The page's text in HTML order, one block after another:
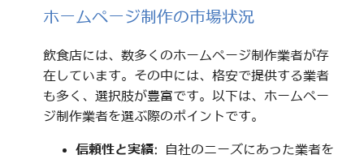
ホームページ制作の市場状況
飲食店には、数多くのホームページ制作業者が存
在しています。その中には、格安で提供する業者
も多く、選択肢が豊富です。以下は、ホームペー
ジ制作業者を選ぶ際のポイントです。
信頼性と実績: 自社のニーズにあった業者を